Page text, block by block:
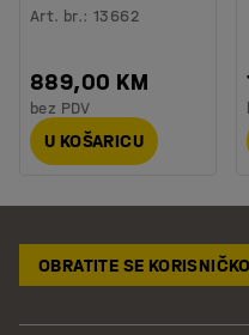
Art. br.:13662
889,00 KM
bez PDV
U KOŠARICU
OBRATITE SE